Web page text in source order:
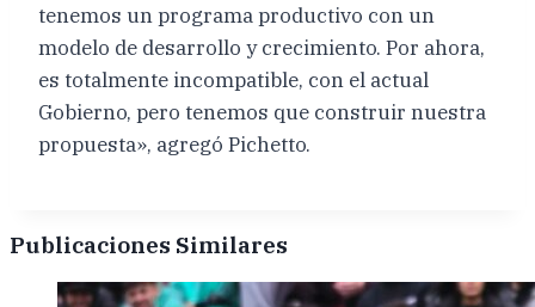
tenemos un programa productivo con un
modelo de desarrollo y crecimiento. Por ahora,
es totalmente incompatible, con el actual
Gobierno, pero tenemos que construir nuestra
propuesta», agregó Pichetto.
Publicaciones Similares